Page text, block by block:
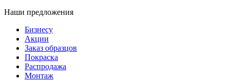
Наши предложения
Бизнесу
Акции
Заказ образцов
Покраска
Распродажа
Монтаж